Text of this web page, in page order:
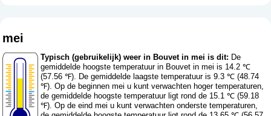
mei
Typisch (gebruikelijk) weer in Bouvet in mei is dit: De
gemiddelde hoogste temperatuur in Bouvet in mei is 14.2 ℃
(57.56 ℉). De gemiddelde laagste temperatuur is 9.3 ℃ (48.74
℉). Op de beginnen mei u kunt verwachten hoger temperaturen,
de gemiddelde hoogste temperatuur ligt rond de 15.1 ℃ (59.18
℉). Op de eind mei u kunt verwachten onderste temperaturen,